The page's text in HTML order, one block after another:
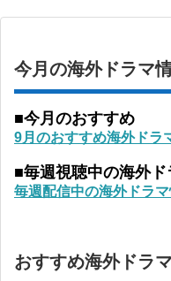
今月の海外ドラマ
■今月のおすすめ
9月のおすすめ海外ドラ
■毎週視聴中の海外ド
毎週配信中の海外ドラマ
おすすめ海外ドラマ